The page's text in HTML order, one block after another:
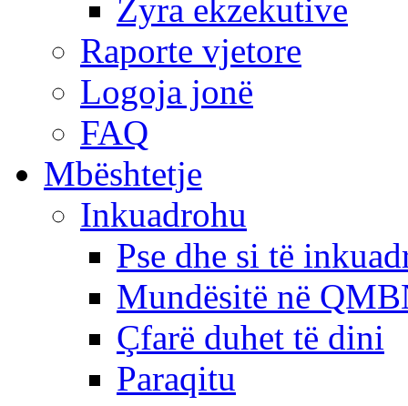
Zyra ekzekutive
Raporte vjetore
Logoja jonë
FAQ
Mbështetje
Inkuadrohu
Pse dhe si të
Mundësitë në
Çfarë duhet të dini
Paraqitu